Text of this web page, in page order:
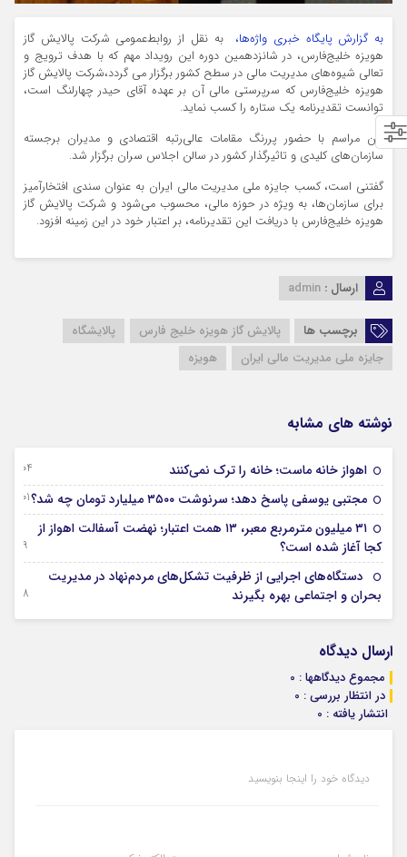
به گزارش پایگاه خبری واژه‌ها،
به نقل از روابط‌عمومی شرکت پالایش گاز
هویزه خلیج‌فارس، در شانزدهمین دوره این رویداد مهم که با هدف ترویج و
تعالی شیوه‌های مدیریت مالی در سطح کشور برگزار می گردد،شرکت پالایش گاز
هویزه خلیج‌فارس که سرپرستی مالی آن بر عهده آقای حیدر چهارلنگ است،
توانست تقدیرنامه یک ستاره را کسب نماید.
این مراسم با حضور پررنگ مقامات عالی‌رتبه اقتصادی و مدیران برجسته
سازمان‌های کلیدی و تاثیرگذار کشور در سالن اجلاس سران برگزار شد.
گفتنی است، کسب جایزه ملی مدیریت مالی ایران به عنوان سندی افتخارآمیز
برای سازمان‌ها، به ویژه در حوزه مالی، محسوب می‌شود و شرکت پالایش گاز
هویزه خلیج‌فارس با دریافت این تقدیرنامه، بر اعتبار خود در این زمینه افزود.
ارسال : admin
برچسب ها پالایش گاز هویزه خلیج فارس
پالایشگاه
جایزه ملی مدیریت مالی ایران
هویزه
نوشته های مشابه
اهواز خانه ماست؛ خانه را ترک نمی‌کنند 04 آگوست 2026
مجتبی یوسفی پاسخ دهد؛ سرنوشت ۳۵۰۰ میلیارد تومان چه شد؟ 01 آگوست 2026
۳۱ میلیون مترمربع معبر، ۱۳ همت اعتبار؛ نهضت آسفالت اهواز از
کجا آغاز شده است؟
29 جولای 2026
دستگاه‌های اجرایی از ظرفیت تشکل‌های مردم‌نهاد در مدیریت
بحران و اجتماعی بهره بگیرند
28 جولای 2026
ارسال دیدگاه
مجموع دیدگاهها : 0
در انتظار بررسی : 0
انتشار یافته : 0
دیدگاه خود را اینجا بنویسید